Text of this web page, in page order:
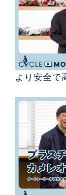
より安全で